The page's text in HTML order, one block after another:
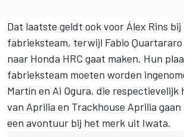
Dat laatste geldt ook voorÁlex Rins bij
fabrieksteam, terwijl Fabio Quartararo
naar Honda HRC gaat maken. Hun
fabrieksteam moeten worden
Martín en Ai Ogura, die respectievelijk
van Aprilia en Trackhouse Aprilia
een avontuur bij het merk uit Iwata.